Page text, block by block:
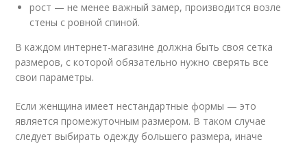
рост — не менее важный замер, производится возле
стены с ровной спиной.
В каждом интернет-магазине должна быть своя сетка
размеров, с которой обязательно нужно сверять все
свои параметры.
Если женщина имеет нестандартные формы — это
является промежуточным размером. В таком случае
следует выбирать одежду большего размера, иначе